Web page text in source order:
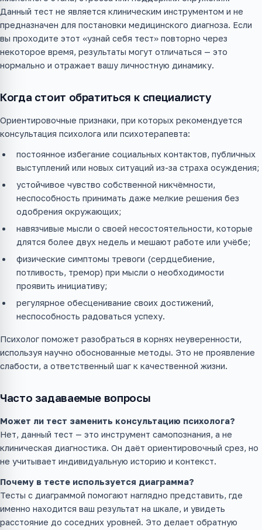
Данный тест не является клиническим инструментом и не
предназначен для постановки медицинского диагноза. Если
вы проходите этот «узнай себя тест» повторно через
некоторое время, результаты могут отличаться — это
нормально и отражает вашу личностную динамику.
Когда стоит обратиться к специалисту
Ориентировочные признаки, при которых рекомендуется
консультация психолога или психотерапевта:
постоянное избегание социальных контактов, публичных
выступлений или новых ситуаций из-за страха осуждения;
устойчивое чувство собственной никчёмности,
неспособность принимать даже мелкие решения без
одобрения окружающих;
навязчивые мысли о своей несостоятельности, которые
длятся более двух недель и мешают работе или учёбе;
физические симптомы тревоги (сердцебиение,
потливость, тремор) при мысли о необходимости
проявить инициативу;
регулярное обесценивание своих достижений,
неспособность радоваться успеху.
Психолог поможет разобраться в корнях неуверенности,
используя научно обоснованные методы. Это не проявление
слабости, а ответственный шаг к качественной жизни.
Часто задаваемые вопросы
Может ли тест заменить консультацию психолога?
Нет, данный тест — это инструмент самопознания, а не
клиническая диагностика. Он даёт ориентировочный срез, но
не учитывает индивидуальную историю и контекст.
Почему в тесте используется диаграмма?
Тесты с диаграммой помогают наглядно представить, где
именно находится ваш результат на шкале, и увидеть
расстояние до соседних уровней. Это делает обратную